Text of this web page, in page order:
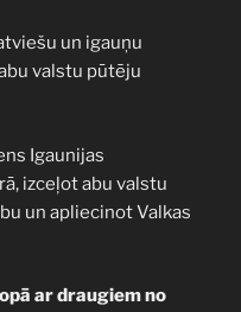
un igauņu
valstu pūtēju
Igaunijas
izceļot abu valstu
un apliecinot Valkas
ar draugiem no